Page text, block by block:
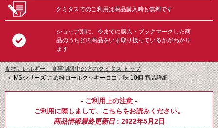
クミタスでのご利用は商品購入時も無料です
ショップ別に、今までに購入・ブックマークした商
品のうちどの商品をいま取り扱っているかがわかり
ます
食物アレルギー、食事制限中の方のクミタス トップ
＞MSシリーズ こめ粉ロールクッキーココア味 10個 商品詳細
- ご利用上の注意 -
ご利用に際しまして、 こちらをお読みください。
商品情報最終更新日: 2022年5月2日